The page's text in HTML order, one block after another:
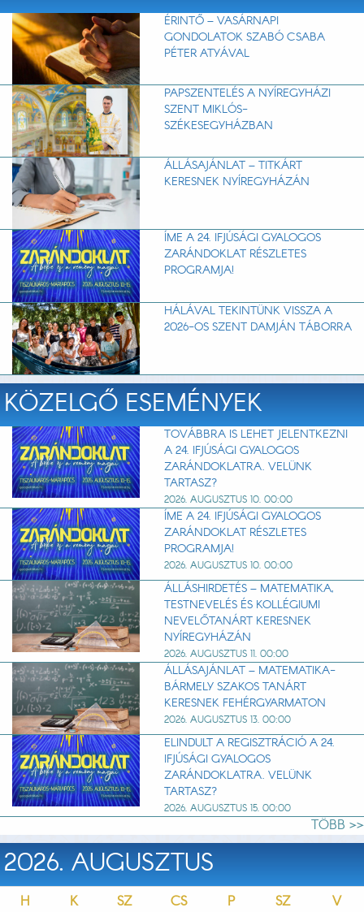
ÉRINTŐ – VASÁRNAPI
GONDOLATOK SZABÓ CSABA
PÉTER ATYÁVAL
PAPSZENTELÉS A NYÍREGYHÁZI
SZENT MIKLÓS-
SZÉKESEGYHÁZBAN
ÁLLÁSAJÁNLAT – TITKÁRT
KERESNEK NYÍREGYHÁZÁN
ÍME A 24. IFJÚSÁGI GYALOGOS
ZARÁNDOKLAT RÉSZLETES
PROGRAMJA!
HÁLÁVAL TEKINTÜNK VISSZA A
2026-OS SZENT DAMJÁN TÁBORRA
KÖZELGŐ ESEMÉNYEK
TOVÁBBRA IS LEHET JELENTKEZNI
A 24. IFJÚSÁGI GYALOGOS
ZARÁNDOKLATRA. VELÜNK
TARTASZ?
2026. AUGUSZTUS 10. 00:00
ÍME A 24. IFJÚSÁGI GYALOGOS
ZARÁNDOKLAT RÉSZLETES
PROGRAMJA!
2026. AUGUSZTUS 10. 00:00
ÁLLÁSHIRDETÉS – MATEMATIKA,
TESTNEVELÉS ÉS KOLLÉGIUMI
NEVELŐTANÁRT KERESNEK
NYÍREGYHÁZÁN
2026. AUGUSZTUS 11. 00:00
ÁLLÁSAJÁNLAT – MATEMATIKA-
BÁRMELY SZAKOS TANÁRT
KERESNEK FEHÉRGYARMATON
2026. AUGUSZTUS 13. 00:00
ELINDULT A REGISZTRÁCIÓ A 24.
IFJÚSÁGI GYALOGOS
ZARÁNDOKLATRA. VELÜNK
TARTASZ?
2026. AUGUSZTUS 15. 00:00
TÖBB >>
2026. AUGUSZTUS
H K SZ CS P SZ
V